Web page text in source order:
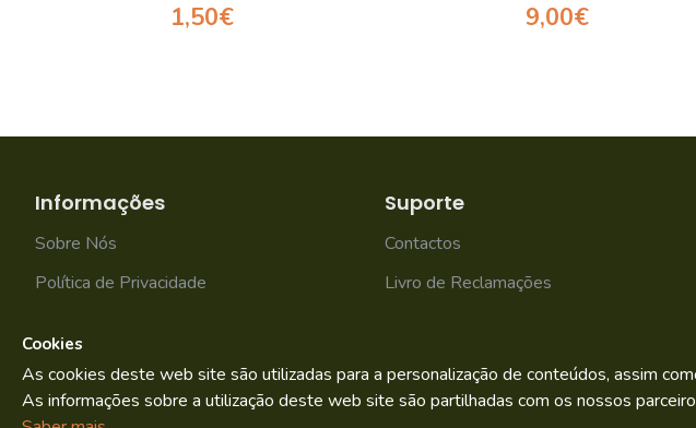
1,50€ 9,00€
Informações
Sobre Nós
Política de Privacidade
Suporte
Contactos
Livro de Reclamações
Copyright © 2022. By
Cookies
As cookies deste web site são utilizadas para a personalização de conteúdos, assim
As informações sobre a utilização deste web site são partilhadas com os nossos